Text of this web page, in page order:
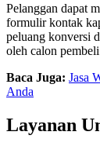
Pelanggan dapat
formulir kontak
peluang konversi
oleh calon
Baca Juga: Jasa
Anda
Layanan